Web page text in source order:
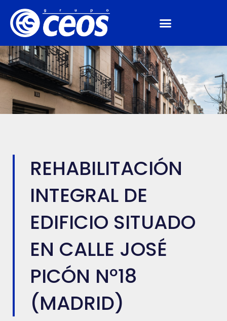
REHABILITACIÓN
INTEGRAL DE
EDIFICIO SITUADO
EN CALLE JOSÉ
PICÓN Nº18
(MADRID)